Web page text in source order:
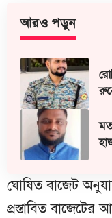
আরও পড়ুন
ঘোষিত বাজেট
প্রস্তাবিত